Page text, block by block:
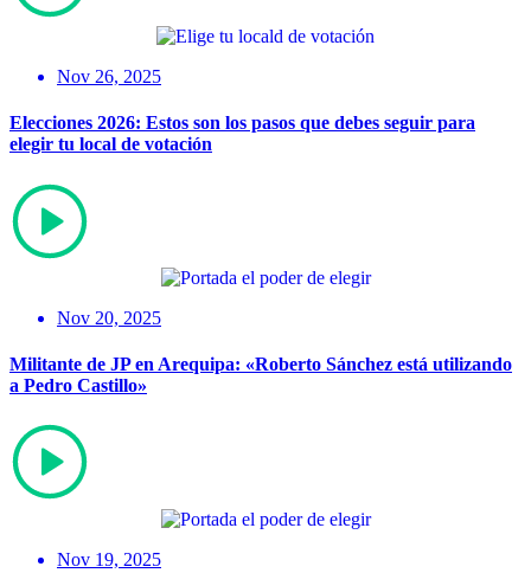
Nov 26, 2025
Elecciones 2026: Estos son los pasos que debes seguir para
elegir tu local de votación
Nov 20, 2025
Militante de JP en Arequipa: «Roberto Sánchez está utilizando
a Pedro Castillo»
Nov 19, 2025